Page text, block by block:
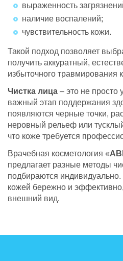
выраженность
наличие воспалений;
чувствительность кожи.
Такой подход позволяет
получить аккуратный,
избыточного травмирования
Чистка лица – это не просто
важный этап поддержания
появляются черные точки,
неровный рельеф или
что коже требуется
Врачебная косметология «
предлагает разные методы
подбираются индивидуально.
кожей бережно и
внешний вид.